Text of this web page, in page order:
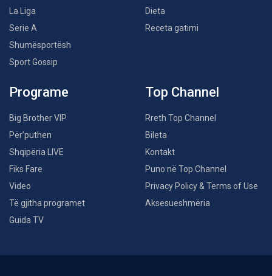
La Liga
Serie A
Shumësportësh
Sport Gossip
Dieta
Receta gatimi
Programe
Big Brother VIP
Për’puthen
Shqipëria LIVE
Fiks Fare
Video
Të gjitha programet
Guida TV
Top Channel
Rreth Top Channel
Bileta
Kontakt
Puno në Top Channel
Privacy Policy & Terms of Use
Aksesueshmëria